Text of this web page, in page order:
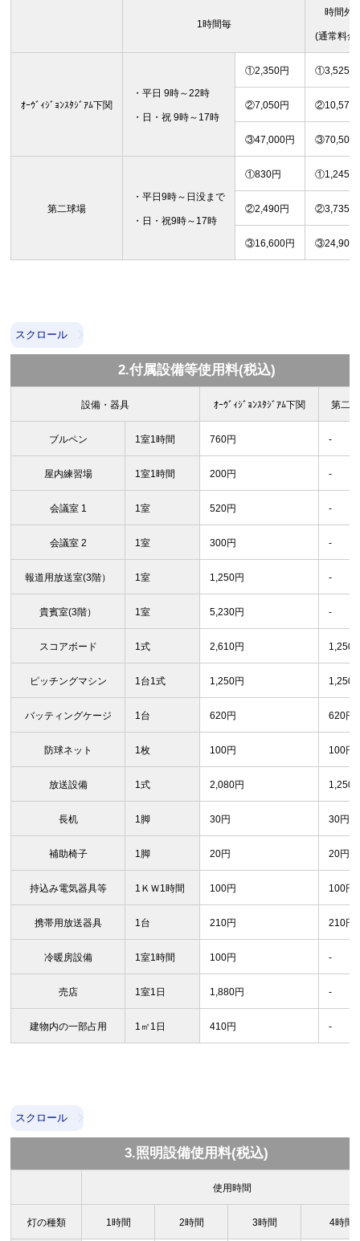
1時間毎
時間外
(通常料金
ｵｰｳﾞｨｼﾞｮﾝｽﾀｼﾞｱﾑ下関
・平日 9時～22時
・日・祝 9時～17時
①2,350円 ①3,525円
②7,050円 ②10,575
③47,000円 ③70,500
第二球場
・平日9時～日没まで
・日・祝9時～17時
①830円 ①1,245円
②2,490円 ②3,735円
③16,600円 ③24,900
スクロール
2.付属設備等使用料(税込)
設備・器具 ｵｰｳﾞｨｼﾞｮﾝｽﾀｼﾞｱﾑ下関 第二
ブルペン 1室1時間 760円 -
屋内練習場 1室1時間 200円 -
会議室 1 1室 520円 -
会議室 2 1室 300円 -
報道用放送室(3階） 1室 1,250円 -
貴賓室(3階） 1室 5,230円 -
スコアボード 1式 2,610円 1,250
ピッチングマシン 1台1式 1,250円 1,250
バッティングケージ 1台 620円 620円
防球ネット 1枚 100円 100円
放送設備 1式 2,080円 1,250
長机 1脚 30円 30円
補助椅子 1脚 20円 20円
持込み電気器具等 1ＫＷ1時間 100円 100円
携帯用放送器具 1台 210円 210円
冷暖房設備 1室1時間 100円 -
売店 1室1日 1,880円 -
建物内の一部占用 1㎡1日 410円 -
スクロール
3.照明設備使用料(税込)
使用時間
灯の種類 1時間 2時間 3時間 4時間